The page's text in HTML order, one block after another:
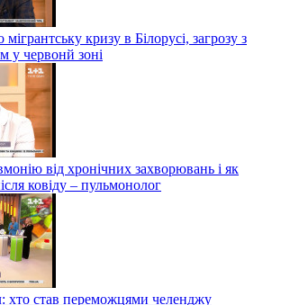
кризу в Білорусі, загрозу з
у червонй зоні
від хронічних захворювань і як
ковіду – пульмонолог
хто став переможцями челенджу